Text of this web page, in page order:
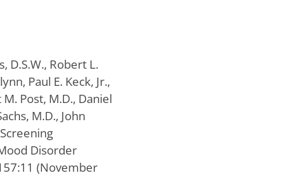
D.S.W., Robert L.
Paul E. Keck, Jr.,
Post, M.D., Daniel
M.D., John
Disorder
(November